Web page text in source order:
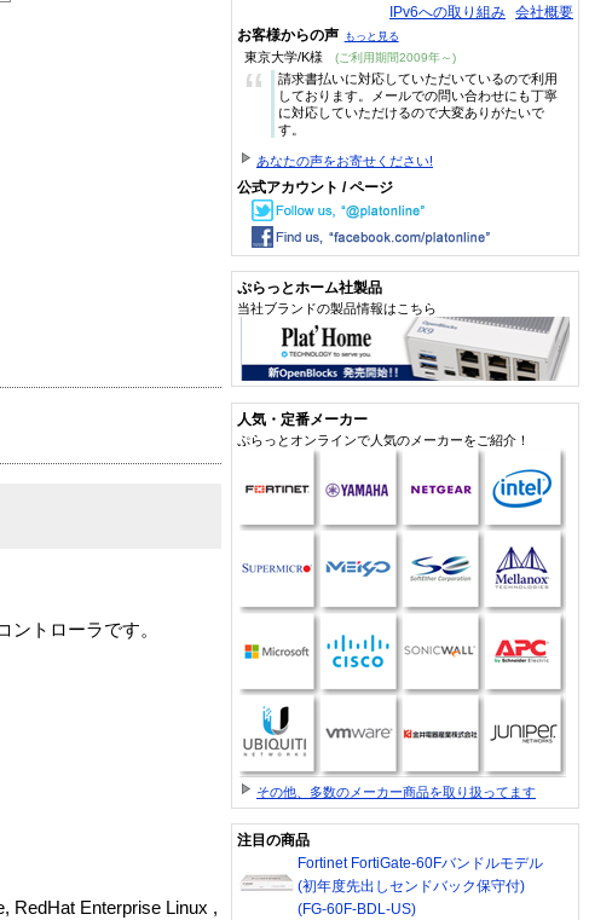
トローラです。
RedHat Enterprise Linux ,
IPv6への取り組み 会社概要
お客様からの声 もっと見る
東京大学/K様 (ご利用期間2009年～)
“
請求書払いに対応していただいているので利用
しております。メールでの問い合わせにも丁寧
に対応していただけるので大変ありがたいで
す。
あなたの声をお寄せください!
公式アカウント / ページ
ぷらっとホーム社製品
当社ブランドの製品情報はこちら
人気・定番メーカー
ぷらっとオンラインで人気のメーカーをご紹介！
その他、多数のメーカー商品を取り扱ってます
注目の商品
Fortinet FortiGate-60Fバンドルモデル
(初年度先出しセンドバック保守付)
(FG-60F-BDL-US)